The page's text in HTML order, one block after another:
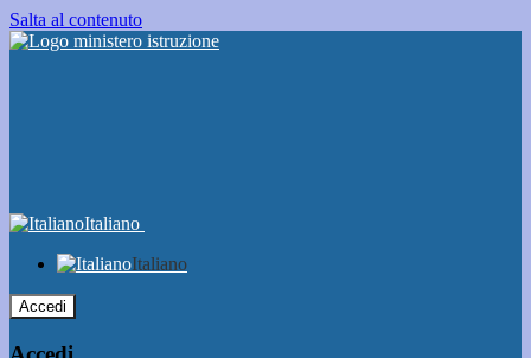
Salta al contenuto
Italiano
Italiano
Accedi